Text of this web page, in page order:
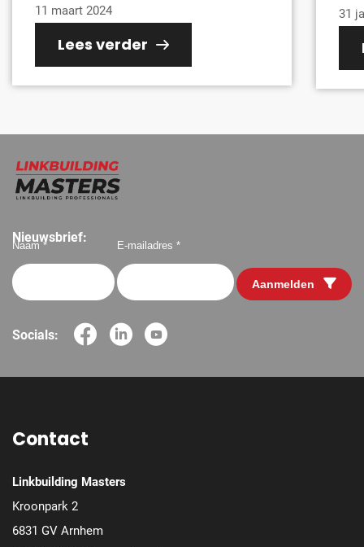
Lees verder
11 maart 2024 31
Nieuwsbrief:
Naam * E-mailadres *
Aanmelden
Socials:
Contact
Linkbuilding Masters
Kroonpark 2
6831 GV Arnhem